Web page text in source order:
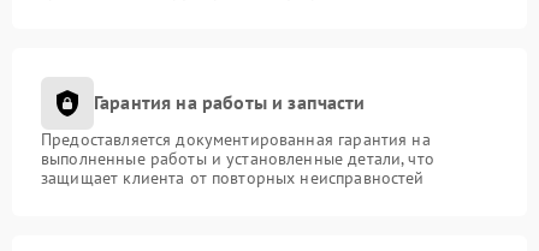
Гарантия на работы и запчасти
Предоставляется документированная гарантия на
выполненные работы и установленные детали, что
защищает клиента от повторных неисправностей